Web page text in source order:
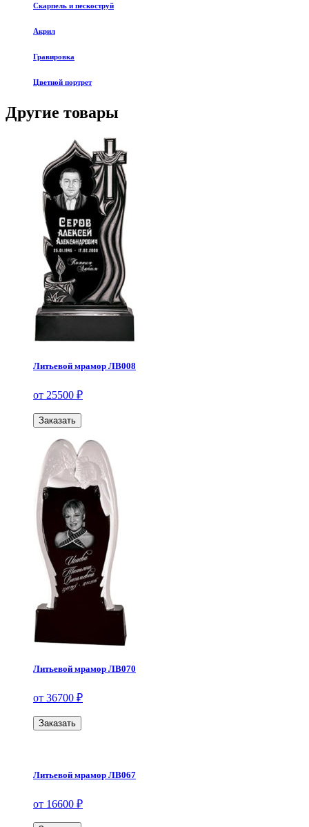
Скарпель и пескоструй
Акрил
Гравировка
Цветной портрет
Другие товары
Литьевой мрамор ЛВ008
от 25500 ₽
Заказать
Литьевой мрамор ЛВ070
от 36700 ₽
Заказать
Литьевой мрамор ЛВ067
от 16600 ₽